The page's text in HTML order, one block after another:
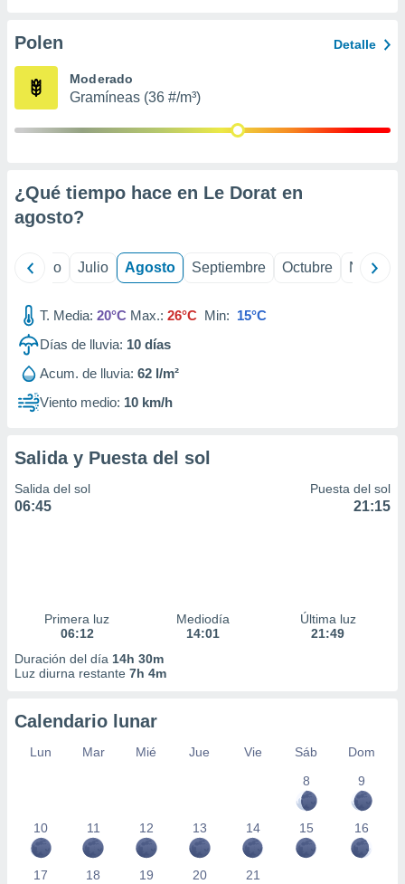
e
mediante
de
1199
Polen Detalle
Moderado
Gramíneas (36 #/m³)
¿Qué tiempo hace en Le Dorat en
agosto?
Junio Julio Agosto Septiembre Octubre
T. Media: 20°C Max.: 26°C Min: 15°C
Días de lluvia: 10 días
Acum. de lluvia: 62 l/m²
Viento medio: 10 km/h
Salida y Puesta del sol
Salida del sol
06:45
Puesta del sol
21:15
Primera luz
06:12
Mediodía
14:01
Última luz
21:49
Duración del día 14h 30m
Luz diurna restante 7h 4m
Calendario lunar
Lun Mar Mié Jue Vie Sáb
Dom
8
9
10 11 12 13 14 15 16
17 18 19 20 21